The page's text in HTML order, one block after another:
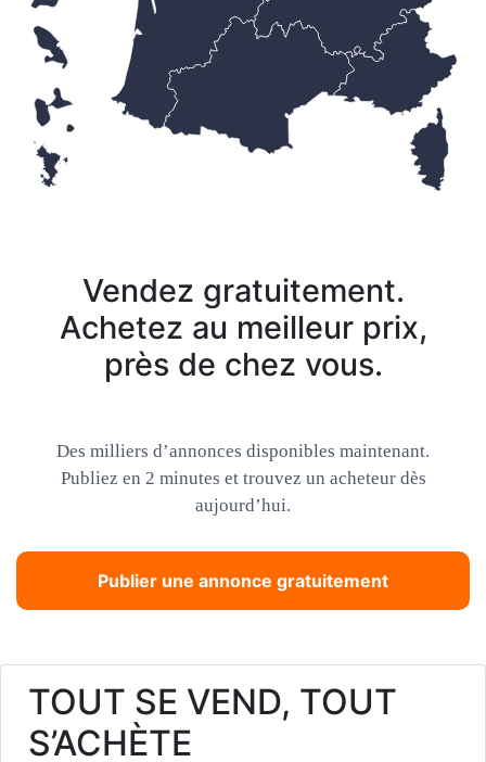
Vendez gratuitement.
Achetez au meilleur prix,
près de chez vous.
Des milliers d’annonces disponibles maintenant.
Publiez en 2 minutes et trouvez un acheteur dès
aujourd’hui.
Publier une annonce gratuitement
TOUT SE VEND, TOUT
S’ACHÈTE